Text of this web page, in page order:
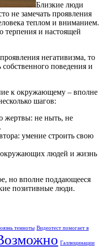
Близкие люди
не замечать проявления
теплом и вниманием.
терпения и настоящей
негативизма, то
поведения и
к окружающему – вполне
шагов:
жертвы: не ныть, не
умение строить свою
окружающих людей и жизнь
но вполне поддающееся
позитивные люди.
темноты Видеотест помогает в
Галлюцинации